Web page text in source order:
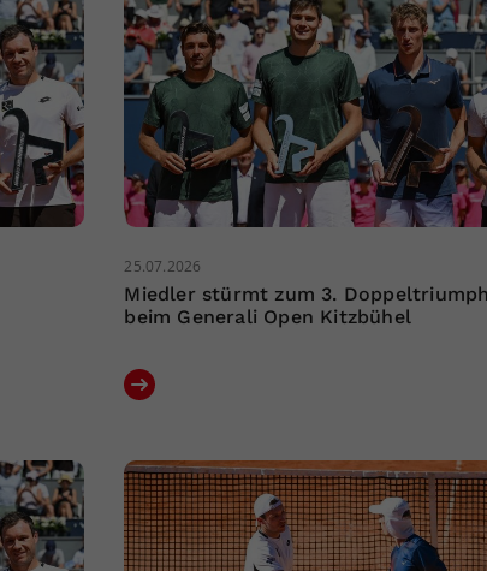
25.07.2026
Miedler stürmt zum 3. Doppeltriumph
beim Generali Open Kitzbühel